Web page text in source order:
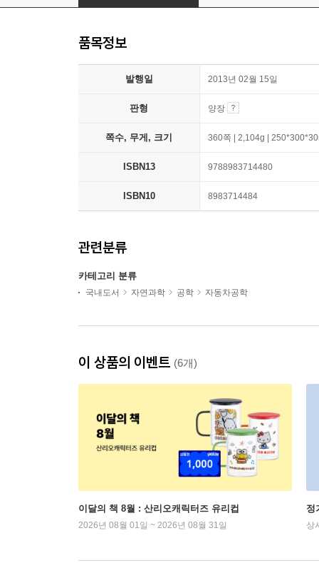
품목정보
발행일 2013년 02월 15일
판형 양장
쪽수, 무게, 크기 360쪽 | 2,104g |
ISBN13 9788983714480
ISBN10 8983714484
관련분류
카테고리 분류
국내도서 자연과학 공학 자동차공학
이 상품의 이벤트 (6개)
이달의 책 8월 : 산리오캐릭터즈 유리컵
2026년 08월 01일 ~ 2026년 08월 31일
정
상